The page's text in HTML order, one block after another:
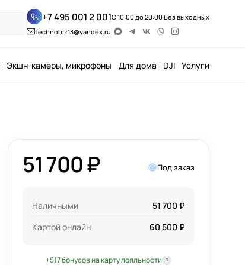
+7 495 001 2 001С 10:00 до 20:00 Без выходных
technobiz13@yandex.ru
Экшн-камеры, микрофоны Для дома DJI Услуги
51 700 ₽ Под заказ
Наличными
51 700 ₽
Картой онлайн
60 500 ₽
+517 бонусов на карту лояльности ?